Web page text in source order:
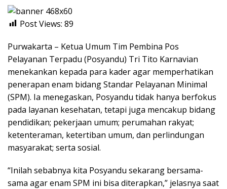
Post Views: 89
Purwakarta – Ketua Umum Tim Pembina Pos
Pelayanan Terpadu (Posyandu) Tri Tito Karnavian
menekankan kepada para kader agar memperhatikan
penerapan enam bidang Standar Pelayanan Minimal
(SPM). Ia menegaskan, Posyandu tidak hanya berfokus
pada layanan kesehatan, tetapi juga mencakup bidang
pendidikan; pekerjaan umum; perumahan rakyat;
ketenteraman, ketertiban umum, dan perlindungan
masyarakat; serta sosial.
“Inilah sebabnya kita Posyandu sekarang bersama-
sama agar enam SPM ini bisa diterapkan,” jelasnya saat